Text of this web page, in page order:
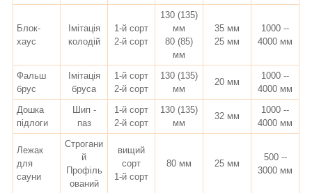
Блок-
хаус
Імітація
колодій
1-й сорт
2-й сорт
130 (135)
мм
80 (85)
мм
35 мм
25 мм
1000 --
4000 мм
Фальш
брус
Імітація
бруса
1-й сорт
2-й сорт
130 (135)
мм
20 мм
1000 --
4000 мм
Дошка
підлоги
Шип -
паз
1-й сорт
2-й сорт
130 (135)
мм
32 мм
1000 --
4000 мм
Лежак
для
сауни
Строгани
й
Профіль
ований
вищий
сорт
1-й сорт
80 мм 25 мм
500 --
3000 мм